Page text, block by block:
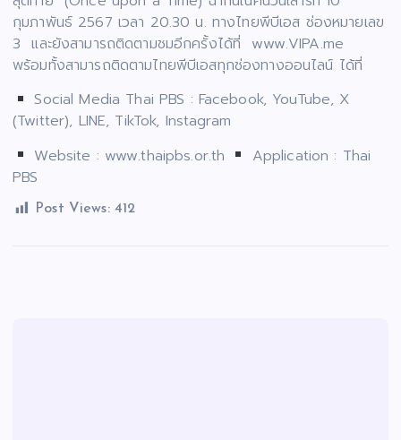
กุมภาพันธ์ 2567 เวลา 20.30 น. ทางไทยพีบีเอส ช่องหมายเลข
3 และยังสามารถติดตามชมอีกครั้งได้ที่ www.VIPA.me
พร้อมทั้งสามารถติดตามไทยพีบีเอสทุกช่องทางออนไลน์ ได้ที่
Social Media Thai PBS : Facebook, YouTube, X
(Twitter), LINE, TikTok, Instagram
Website : www.thaipbs.or.th
Application : Thai
PBS
Post Views: 412